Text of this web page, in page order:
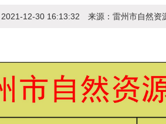
2021-12-30 16:13:32 来源： 雷州市自然资